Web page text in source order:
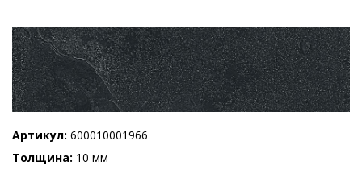
Артикул 600010001966
Толщина 10 мм